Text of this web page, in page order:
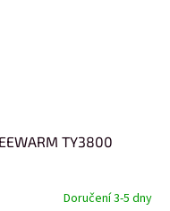
TY3800
Doručení 3-5 dny